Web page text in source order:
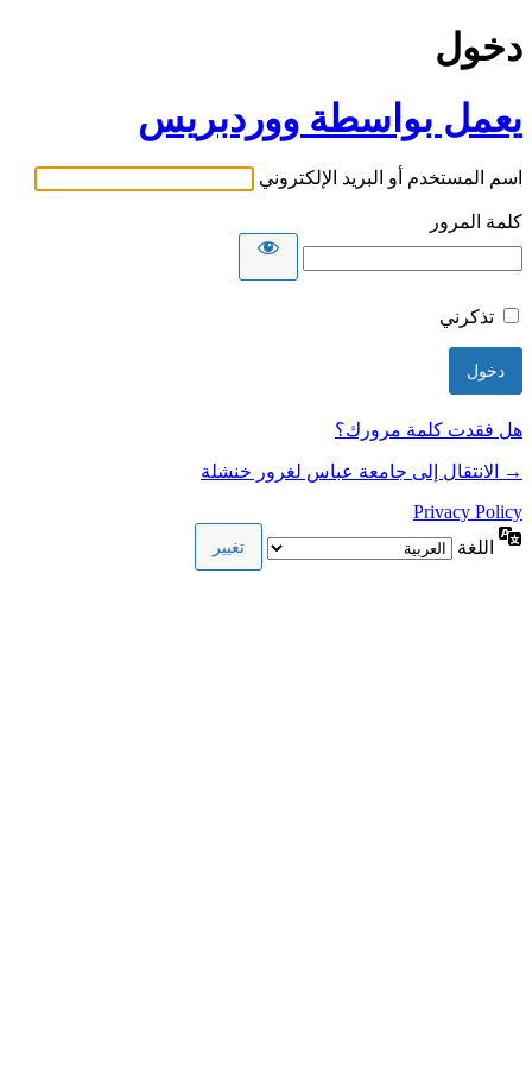
دخول
يعمل بواسطة ووردبريس
اسم المستخدم أو البريد الإلكتروني
كلمة المرور
تذكرني
هل فقدت كلمة مرورك؟
→ الانتقال إلى جامعة عباس لغرور خنشلة
Privacy Policy
اللغة